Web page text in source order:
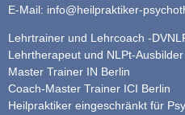
E-Mail: info@heilpraktiker-
Lehrtrainer und Lehrcoach -
Lehrtherapeut und NLPt-
Master Trainer IN Berlin
Coach-Master Trainer ICI Berlin
Heilpraktiker eingeschränkt für